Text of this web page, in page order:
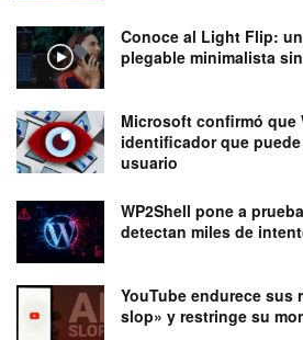
Conoce al Light Flip:
plegable minimalista
Microsoft confirmó que
identificador que
usuario
WP2Shell pone a
detectan miles de
YouTube endurece sus
slop» y restringe su